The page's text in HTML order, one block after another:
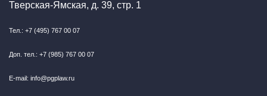
Тверская-Ямская, д. 39, стр. 1
Тел.: +7 (495) 767 00 07
Доп. тел.: +7 (985) 767 00 07
E-mail: info@pgplaw.ru